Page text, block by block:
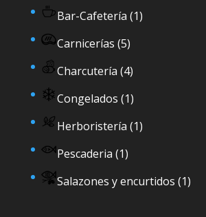
Bar-Cafetería (1)
Carnicerías (5)
Charcutería (4)
Congelados (1)
Herboristería (1)
Pescaderia (1)
Salazones y encurtidos (1)